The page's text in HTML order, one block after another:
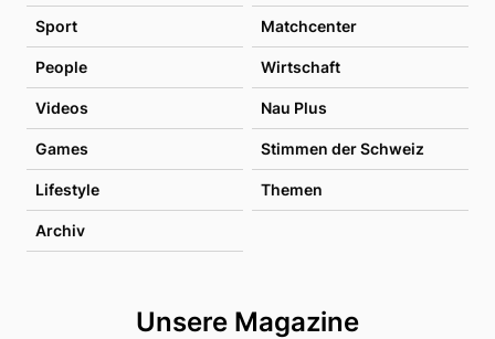
Sport Matchcenter
People Wirtschaft
Videos Nau Plus
Games Stimmen der Schweiz
Lifestyle Themen
Archiv
Unsere Magazine